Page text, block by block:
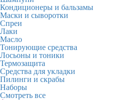
Кондиционеры и бальзамы
Маски и сыворотки
Спреи
Лаки
Масло
Тонирующие средства
Лосьоны и тоники
Термозащита
Средства для укладки
Пилинги и скрабы
Наборы
Смотреть все